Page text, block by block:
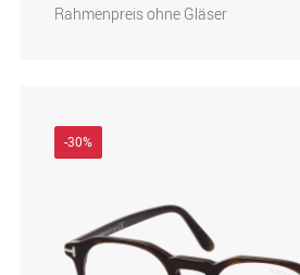
Rahmenpreis ohne Gläser
-30%